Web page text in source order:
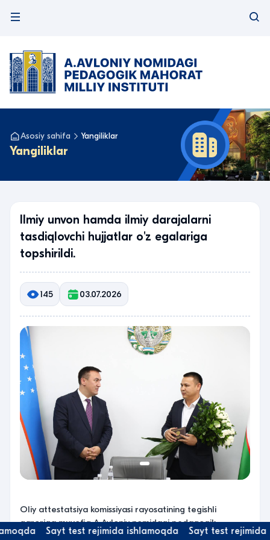
Asosiy sahifa Yangiliklar
Yangiliklar
Ilmiy unvon hamda ilmiy darajalarni
tasdiqlovchi hujjatlar o'z egalariga
topshirildi.
145 03.07.2026
Oliy attestatsiya komissiyasi rayosatining tegishli
qaroriga muvofiq A.Avloniy nomidagi pedagogik
mahorat milliy institutining quyidagi xodimlari va
Sayt test rejimida ishlamoqda Sayt test rejimida